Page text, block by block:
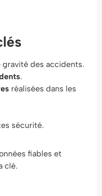
gravité des accidents.
.
réalisées dans les
sécurité.
fiables et
clé.